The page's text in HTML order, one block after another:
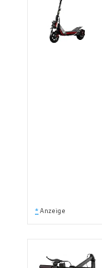
* Anzeige